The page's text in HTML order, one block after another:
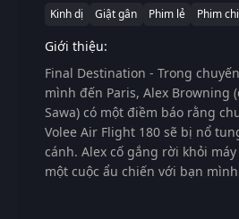
Kinh dị Giật gân Phim lẻ Phim
Giới thiệu:
Final Destination - Trong
mình đến Paris, Alex Browning
Sawa) có một điềm báo rằng
Volee Air Flight 180 sẽ bị nổ
cánh. Alex cố gắng rời khỏi
một cuộc ẩu chiến với bạn